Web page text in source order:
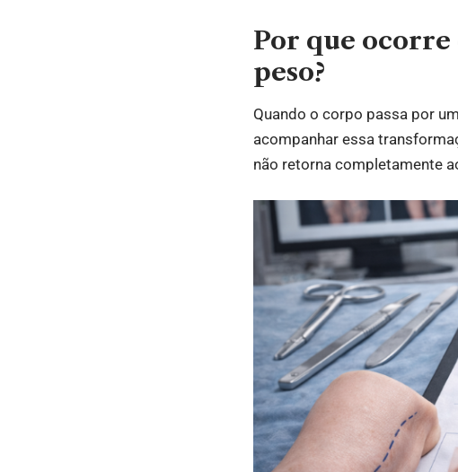
Por que ocorre
peso?
Quando o corpo passa por
acompanhar essa
não retorna completamente